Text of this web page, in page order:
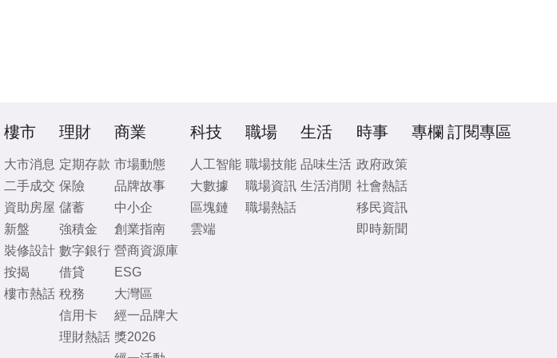
樓市
大市消息
二手成交
資助房屋
新盤
裝修設計
按揭
樓市熱話
理財
定期存款
保險
儲蓄
強積金
數字銀行
借貸
稅務
信用卡
理財熱話
商業
市場動態
品牌故事
中小企
創業指南
營商資源庫
ESG
大灣區
經一品牌大
獎2026
科技
人工智能
大數據
區塊鏈
雲端
職場
職場技能
職場資訊
職場熱話
生活
品味生活
生活消閒
時事
政府政策
社會熱話
移民資訊
即時新聞
專欄 訂閱專區